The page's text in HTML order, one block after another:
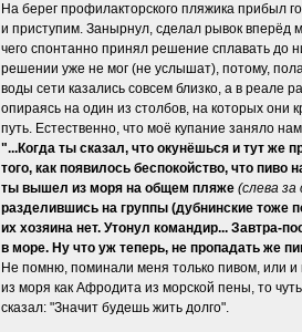
На берег профилакторского пляжика прибыл
и приступим. Занырнул, сделал рывок вперёд
чего спонтанно принял решение сплавать до
решении уже не мог (не услышат), потому,
воды сети казались совсем близко, а в реале
опираясь на один из столбов, на которых они
путь. Естественно, что моё купание заняло
"...Когда ты сказал, что окунёшься и тут же
того, как появилось беспокойство, что
ты вышел из моря на общем пляже (слева за
разделившись на группы (дубнинские тоже
их хозяина нет. Утонул командир... Завтра-
в море. Ну что уж теперь, не пропадать же
Не помню, поминали меня только пивом, или и
из моря как Афродита из морской пены, то
сказал: "Значит будешь жить долго".